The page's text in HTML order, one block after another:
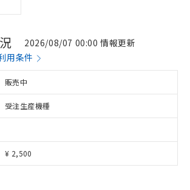
2026/08/07 00:00 情報更新
用条件
販売中
受注生産機種
¥ 2,500